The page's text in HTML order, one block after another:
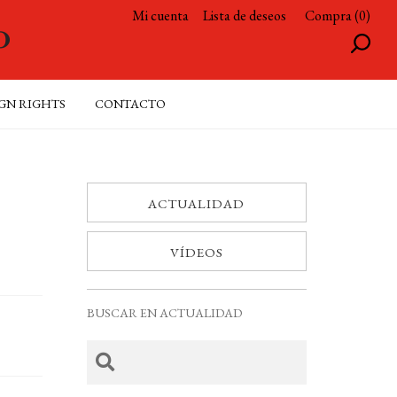
Mi cuenta Lista de deseos Compra (0)
RIGHTS CONTACTO
ACTUALIDAD
VÍDEOS
BUSCAR EN ACTUALIDAD